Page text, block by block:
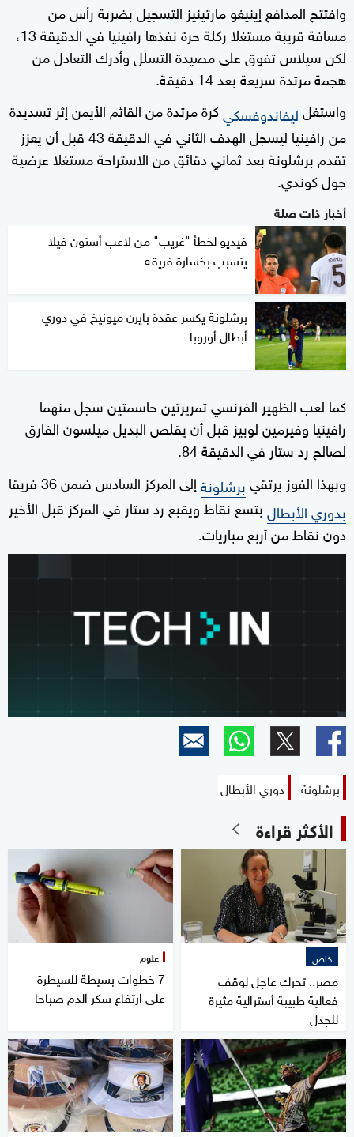
وافتتح المدافع إينيغو مارتينيز التسجيل بضربة رأس من
مسافة قريبة مستغلا ركلة حرة نفذها رافينيا في الدقيقة 13،
لكن سيلاس تفوق على مصيدة التسلل وأدرك التعادل من
هجمة مرتدة سريعة بعد 14 دقيقة.
واستغلليفاندوفسكيكرة مرتدة من القائم الأيمن إثر تسديدة
من رافينيا ليسجل الهدف الثاني في الدقيقة 43 قبل أن يعزز
تقدم برشلونة بعد ثماني دقائق من الاستراحة مستغلا عرضية
جول كوندي.
أخبار ذات صلة
فيديو لخطأ "غريب" من لاعب أستون فيلا
يتسبب بخسارة فريقه
برشلونة يكسر عقدة بايرن ميونيخ في دوري
أبطال أوروبا
كما لعب الظهير الفرنسي تمريرتين حاسمتين سجل منهما
رافينيا وفيرمين لوبيز قبل أن يقلص البديل ميلسون الفارق
لصالح رد ستار في الدقيقة 84.
وبهذا الفوز يرتقيبرشلونةإلى المركز السادس ضمن 36 فريقا
بدوري الأبطالبتسع نقاط ويقبع رد ستار في المركز قبل الأخير
دون نقاط من أربع مباريات.
برشلونة دوري الأبطال
الأكثر قراءة
خاص
مصر.. تحرك عاجل لوقف
فعالية طبيبة أسترالية مثيرة
للجدل
علوم
7 خطوات بسيطة للسيطرة
على ارتفاع سكر الدم صباحا